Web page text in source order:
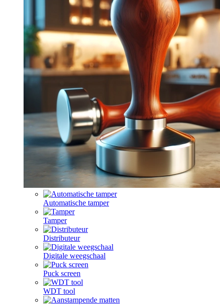
Automatische tamper
Tamper
Distributeur
Digitale weegschaal
Puck screen
WDT tool